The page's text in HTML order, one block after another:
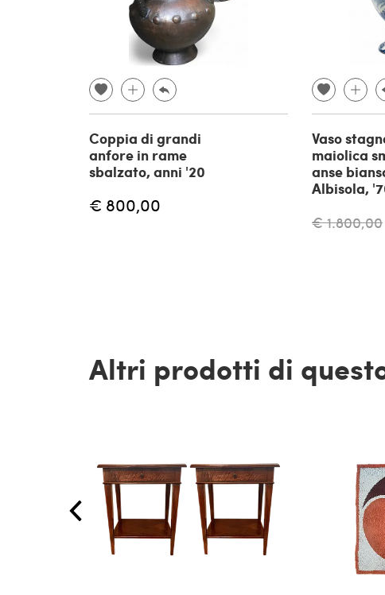
Coppia di grandi
anfore in rame
sbalzato, anni '20
€ 800,00
Vaso
maiolica
anse
Albisola,
€ 1.800,00
Altri prodotti di